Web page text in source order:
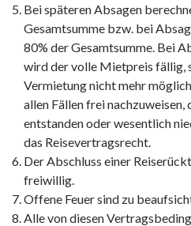
Bei späteren Absagen
Gesamtsumme bzw. bei
80% der Gesamtsumme. Bei
wird der volle Mietpreis fällig,
Vermietung nicht mehr
allen Fällen frei nachzuweisen,
entstanden oder wesentlich
das Reisevertragsrecht.
Der Abschluss einer
freiwillig.
Offene Feuer sind zu
Alle von diesen